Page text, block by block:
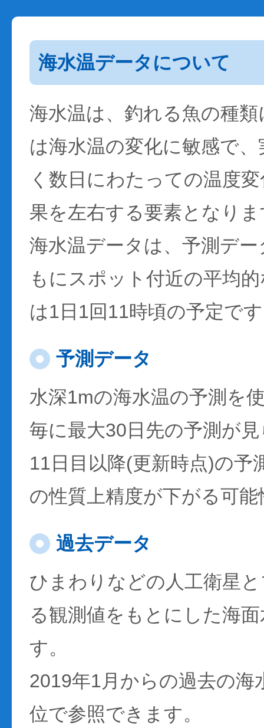
海水温データについて
海水温は、釣れる魚の種
は海水温の変化に敏感で
く数日にわたっての温度
果を左右する要素となり
海水温データは、予測デ
もにスポット付近の平均
は1日1回11時頃の予定で
予測データ
水深1mの海水温の予測を
毎に最大30日先の予測が
11日目以降(更新時点)の予
の性質上精度が下がる可
過去データ
ひまわりなどの人工衛星
る観測値をもとにした海
す。
2019年1月からの過去の海
位で参照できます。